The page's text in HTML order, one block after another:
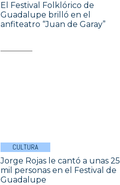
El Festival Folklórico de
Guadalupe brilló en el
anfiteatro “Juan de Garay”
CULTURA
Jorge Rojas le cantó a unas 25
mil personas en el Festival de
Guadalupe